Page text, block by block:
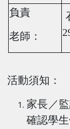
負責
老師：
活動須知：
家長／
確認學